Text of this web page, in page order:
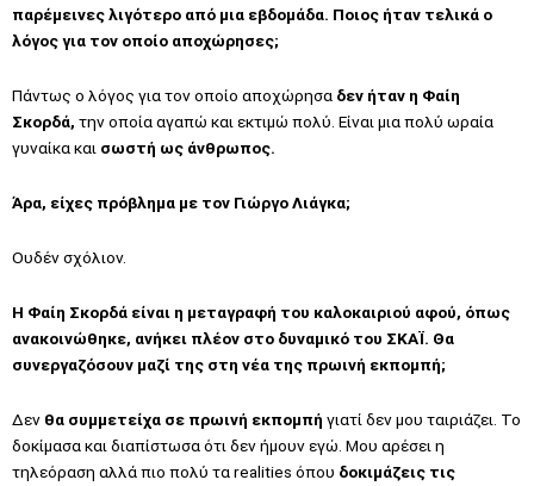
παρέμεινες λιγότερο από μια εβδομάδα. Ποιος ήταν τελικά ο
λόγος για τον οποίο αποχώρησες;
Πάντως ο λόγος για τον οποίο αποχώρησα δεν ήταν η Φαίη
Σκορδά, την οποία αγαπώ και εκτιμώ πολύ. Είναι μια πολύ ωραία
γυναίκα και σωστή ως άνθρωπος.
Άρα, είχες πρόβλημα με τον Γιώργο Λιάγκα;
Ουδέν σχόλιον.
Η Φαίη Σκορδά είναι η μεταγραφή του καλοκαιριού αφού, όπως
ανακοινώθηκε, ανήκει πλέον στο δυναμικό του ΣΚΑΪ. Θα
συνεργαζόσουν μαζί της στη νέα της πρωινή εκπομπή;
Δεν θα συμμετείχα σε πρωινή εκπομπή γιατί δεν μου ταιριάζει. Το
δοκίμασα και διαπίστωσα ότι δεν ήμουν εγώ. Μου αρέσει η
τηλεόραση αλλά πιο πολύ τα realities όπου δοκιμάζεις τις